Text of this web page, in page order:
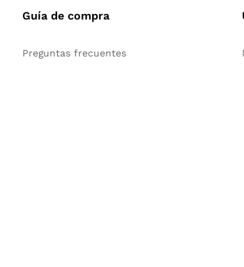
Guía de compra
Preguntas frecuentes